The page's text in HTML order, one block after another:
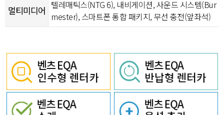
멀티미디어 텔레매틱스(NTG 6), 내비게이션, 사운드 시스템(Bur
mester), 스마트폰 통합 패키지, 무선 충전(앞좌석)